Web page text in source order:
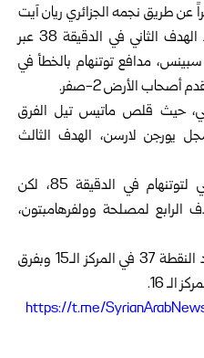
عن طريق نجمه الجزائري ريان آيت
نوري في الدقيقة الثانية، بينما جاء الهدف الثاني في الدقيقة 38 عبر
مدافع توتنهام بالخطأ في
أصحاب الأرض 2-صفر.
حيث قلص ماتيس تيل الفرق
ما سجل يورجن لارسن، الهدف الثالث
وأضاف ريتشارليسون الهدف الثاني لتوتنهام في الدقيقة 85، لكن
الرابع لمصلحة وولفرهامبتون،
وتوقف رصيد توتنهام هوتسبيرز عند النقطة 37 في المركز الـ15 وبفرق
16.